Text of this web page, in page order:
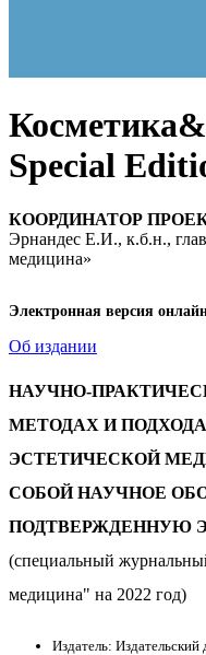
Special
КООРДИНАТОР
Эрнандес Е.И., к.б.н.,
медицина»
Электронная версия
Об издании
НАУЧНО-
МЕТОДАХ И
ЭСТЕТИЧЕСКОЙ
СОБОЙ НАУЧНОЕ
ПОДТВЕРЖДЕННУЮ
(специальный
медицина" на 2022 год)
Издатель: